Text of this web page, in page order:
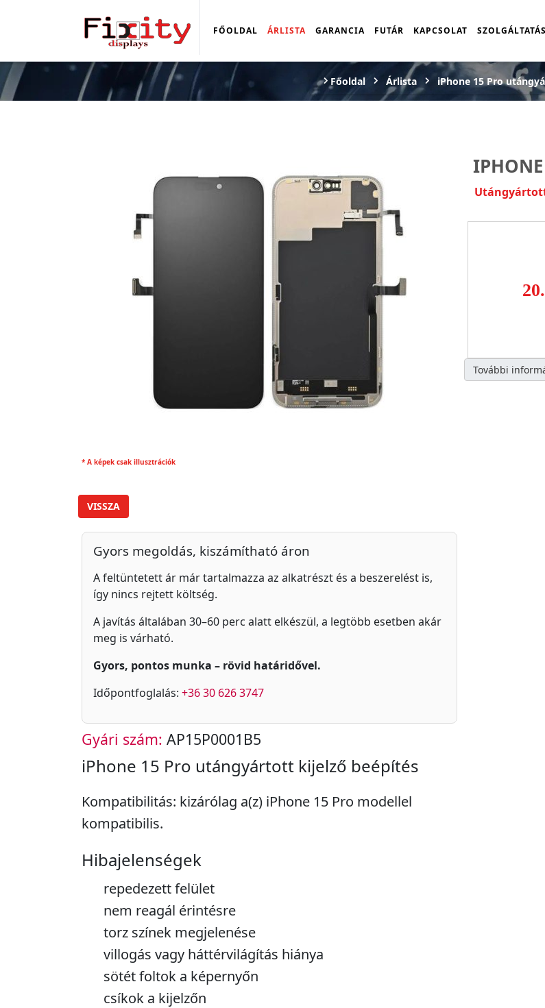
FŐOLDAL ÁRLISTA GARANCIA FUTÁR KAPCSOLAT
Főoldal Árlista iPhone 15 Pro
* A képek csak illusztrációk
További
VISSZA
Gyors megoldás, kiszámítható áron
A feltüntetett ár már tartalmazza az alkatrészt és a beszerelést is,
így nincs rejtett költség.
A javítás általában 30–60 perc alatt elkészül, a legtöbb esetben akár
meg is várható.
Gyors, pontos munka – rövid határidővel.
Időpontfoglalás: +36 30 626 3747
Gyári szám: AP15P0001B5
iPhone 15 Pro utángyártott kijelző beépítés
Kompatibilitás: kizárólag a(z) iPhone 15 Pro modellel
kompatibilis.
Hibajelenségek
repedezett felület
nem reagál érintésre
torz színek megjelenése
villogás vagy háttérvilágítás hiánya
sötét foltok a képernyőn
csíkok a kijelzőn